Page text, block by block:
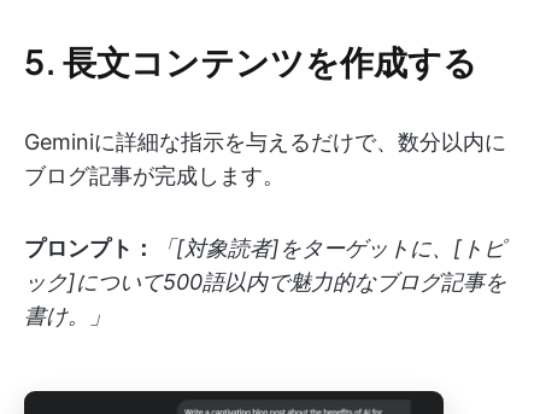
5. 長文コンテンツを作成する
Geminiに詳細な指示を与えるだけで、数分以内に
ブログ記事が完成します。
プロンプト：
「[対象読者]をターゲットに、[トピ
ック]について500語以内で魅力的なブログ記事を
書け。」